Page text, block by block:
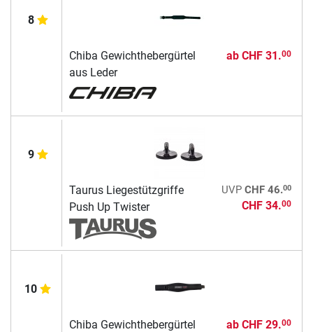
8
Chiba Gewichthebergürtel
aus Leder
ab CHF 31.00
9
Taurus Liegestützgriffe
Push Up Twister
UVP CHF 46.00
CHF 34.00
10
Chiba Gewichthebergürtel
ab CHF 29.00